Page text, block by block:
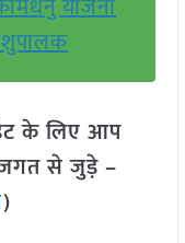
योजना
के लिए आप
से जुड़े –
)